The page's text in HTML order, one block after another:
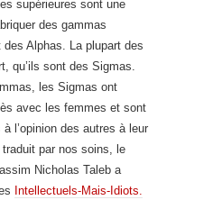
supérieures sont une
des gammas
Alphas. La plupart des
qu’ils sont des Sigmas.
les Sigmas ont
avec les femmes et sont
l’opinion des autres à leur
par nos soins, le
Nicholas Taleb a
Intellectuels-Mais-Idiots.